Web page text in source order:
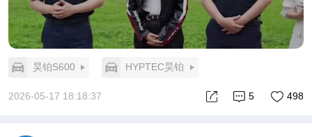
昊铂S600 HYPTEC昊铂
2026-05-17 18:18:37 498
5